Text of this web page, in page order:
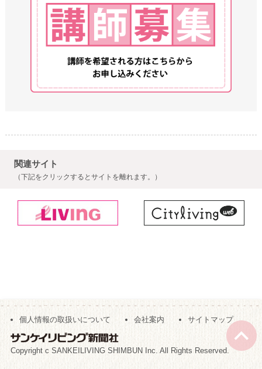
関連サイト
（下記をクリックするとサイトを離れます。）
個人情報の取扱いについて 会社案内 サイトマップ
Copyright c SANKEILIVING SHIMBUN Inc. All Rights Reserved.